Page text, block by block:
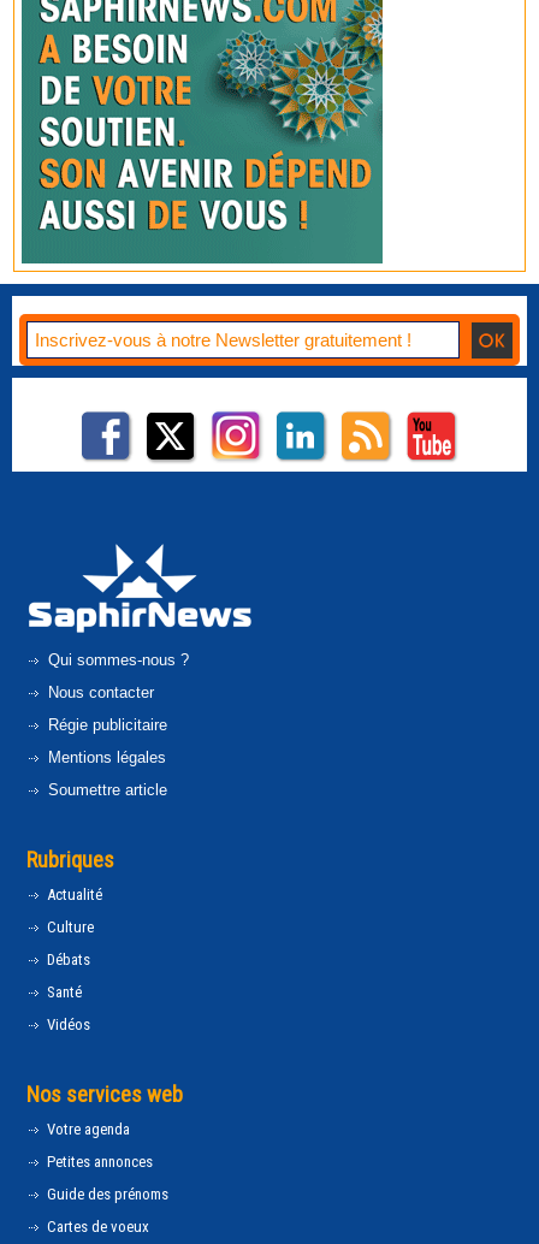
Qui sommes-nous ?
Nous contacter
Régie publicitaire
Mentions légales
Soumettre article
Rubriques
Actualité
Culture
Débats
Santé
Vidéos
Nos services web
Votre agenda
Petites annonces
Guide des prénoms
Cartes de voeux